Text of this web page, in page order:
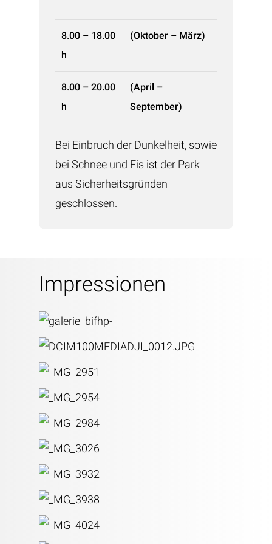
8.00 – 18.00
h
(Oktober – März)
8.00 – 20.00
h
(April –
September)
Bei Einbruch der Dunkelheit, sowie
bei Schnee und Eis ist der Park
aus Sicherheitsgründen
geschlossen.
Impressionen